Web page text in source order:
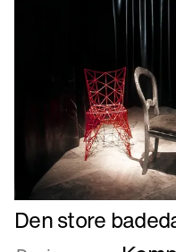
Læs
mere
Den store